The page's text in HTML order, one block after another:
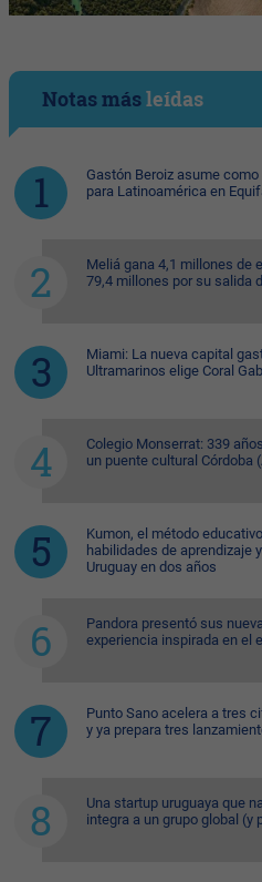
Notas másleídas
Gastón Beroiz asume
para Latinoamérica en
Meliá gana 4,1 millones de
79,4 millones por su salida
Miami: La nueva capital
Ultramarinos elige Coral
Colegio Monserrat: 339
un puente cultural Córdoba
Kumon, el método
habilidades de aprendizaje
Uruguay en dos años
Pandora presentó sus
experiencia inspirada en el
Punto Sano acelera a tres
y ya prepara tres
Una startup uruguaya que
integra a un grupo global